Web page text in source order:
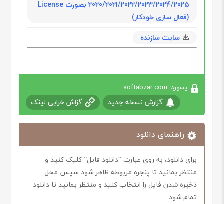
2020/2021/2022/2023/2024/2025 بصورت License
(فعال سازی خودکار)
سایت سازنده
پسورد: softabzar.com
گزارش نسخه جدید گزاش خرابی لینک
راهنمای دانلود
برای دانلود، به روی عبارت “دانلود فایل” کلیک کنید و
منتظر بمانید تا پنجره مربوطه ظاهر شود سپس محل
ذخیره شدن فایل را انتخاب کنید و منتظر بمانید تا دانلود
تمام شود.